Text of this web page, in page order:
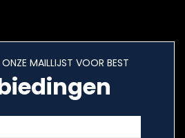
MAILLIJST VOOR BEST